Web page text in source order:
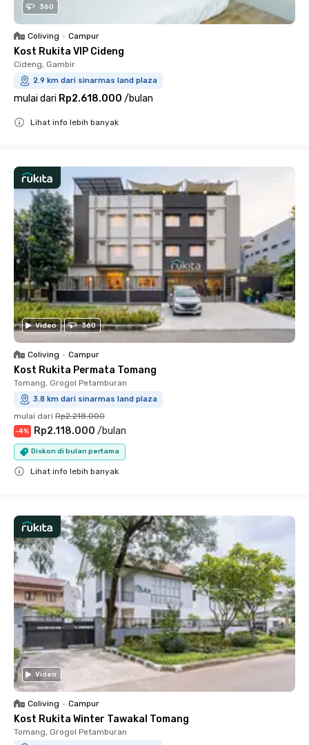
360
Coliving • Campur
Kost Rukita VIP Cideng
Cideng, Gambir
2.9 km dari sinarmas land plaza
mulai dari Rp2.618.000 /bulan
Lihat info lebih banyak
Video 360
Coliving • Campur
Kost Rukita Permata Tomang
Tomang, Grogol Petamburan
3.8 km dari sinarmas land plaza
mulai dari Rp2.218.000
-4% Rp2.118.000 /bulan
Diskon di bulan pertama
Lihat info lebih banyak
Video
Coliving • Campur
Kost Rukita Winter Tawakal Tomang
Tomang, Grogol Petamburan